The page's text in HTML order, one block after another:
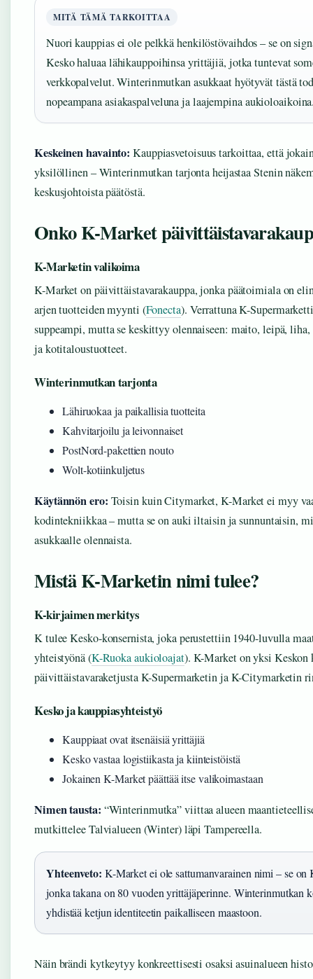
MITÄ TÄMÄ TARKOITTAA
Nuori kauppias ei ole pelkkä henkilöstövaihdos – se on
Kesko haluaa lähikauppoihinsa yrittäjiä, jotka tuntevat
verkkopalvelut. Winterinmutkan asukkaat hyötyvät tästä
nopeampana asiakaspalveluna ja laajempina
Keskeinen havainto: Kauppiasvetoisuus tarkoittaa, että
yksilöllinen – Winterinmutkan tarjonta heijastaa Stenin
keskusjohtoista päätöstä.
Onko K-Market
K-Marketin valikoima
K-Market on päivittäistavarakauppa, jonka päätoimiala on
arjen tuotteiden myynti (Fonecta). Verrattuna K-
suppeampi, mutta se keskittyy olennaiseen: maito, leipä, liha,
ja kotitaloustuotteet.
Winterinmutkan tarjonta
Lähiruokaa ja paikallisia tuotteita
Kahvitarjoilu ja leivonnaiset
PostNord-pakettien nouto
Wolt-kotiinkuljetus
Käytännön ero: Toisin kuin Citymarket, K-Market ei myy
kodintekniikkaa – mutta se on auki iltaisin ja sunnuntaisin,
asukkaalle olennaista.
Mistä K-Marketin nimi tulee?
K-kirjaimen merkitys
K tulee Kesko-konsernista, joka perustettiin 1940-luvulla
yhteistyönä (K-Ruoka aukioloajat). K-Market on yksi Keskon
päivittäistavaraketjusta K-Supermarketin ja K-Citymarketin
Kesko ja kauppiasyhteistyö
Kauppiaat ovat itsenäisiä yrittäjiä
Kesko vastaa logistiikasta ja kiinteistöistä
Jokainen K-Market päättää itse valikoimastaan
Nimen tausta: “Winterinmutka” viittaa alueen
mutkittelee Talvialueen (Winter) läpi Tampereella.
Yhteenveto: K-Market ei ole sattumanvarainen nimi – se on
jonka takana on 80 vuoden yrittäjäperinne. Winterinmutkan
yhdistää ketjun identiteetin paikalliseen maastoon.
Näin brändi kytkeytyy konkreettisesti osaksi asuinalueen